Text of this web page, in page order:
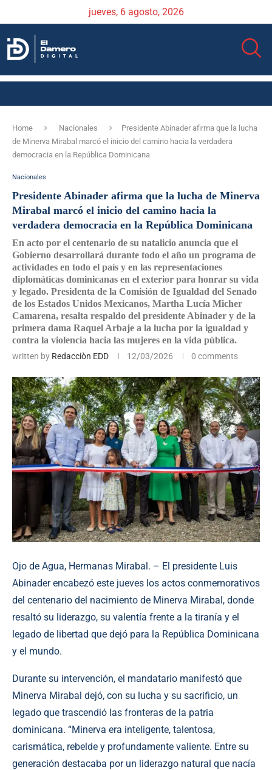
jueves, 6 agosto, 2026
Home Nacionales
Presidente Abinader afirma que la lucha
de Minerva Mirabal marcó el inicio del camino hacia la verdadera
democracia en la República Dominicana
Nacionales
Presidente Abinader afirma que la lucha de Minerva
Mirabal marcó el inicio del camino hacia la
verdadera democracia en la República Dominicana
En acto por el centenario de su natalicio anuncia que el
Gobierno desarrollará durante todo el año un programa de
actividades en todo el país y en las representaciones
diplomáticas dominicanas en el exterior para honrar su vida
y legado. Presidenta de la Comisión de Igualdad del Senado
de los Estados Unidos Mexicanos, Martha Lucía Micher
Camarena, resalta respaldo del presidente Abinader y de la
primera dama Raquel Arbaje a la lucha por la igualdad y
contra la violencia hacia las mujeres en la vida pública.
written by Redacciòn EDD 12/03/2026 0 comments
Ojo de Agua, Hermanas Mirabal. – El presidente Luis
Abinader encabezó este jueves los actos conmemorativos
del centenario del nacimiento de Minerva Mirabal, donde
resaltó su liderazgo, su valentía frente a la tiranía y el
legado de libertad que dejó para la República Dominicana
y el mundo.
Durante su intervención, el mandatario manifestó que
Minerva Mirabal dejó, con su lucha y su sacrificio, un
legado que trascendió las fronteras de la patria
dominicana. “Minerva era inteligente, talentosa,
carismática, rebelde y profundamente valiente. Entre su
generación destacaba por un liderazgo natural que nacía